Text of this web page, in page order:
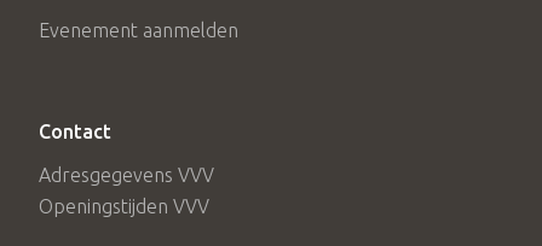
Evenement aanmelden
Contact
Adresgegevens VVV
Openingstijden VVV